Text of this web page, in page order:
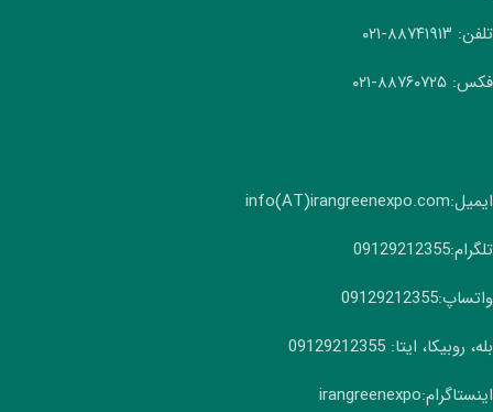
تلفن: ۸۸۷۴۱۹۱۳-۰۲۱
فکس: ۸۸۷۶۰۷۲۵-۰۲۱
ایمیل:info(AT)irangreenexpo.com
تلگرام:09129212355
واتساپ:09129212355
بله، روبیکا، ایتا: 09129212355
اینستاگرام:irangreenexpo